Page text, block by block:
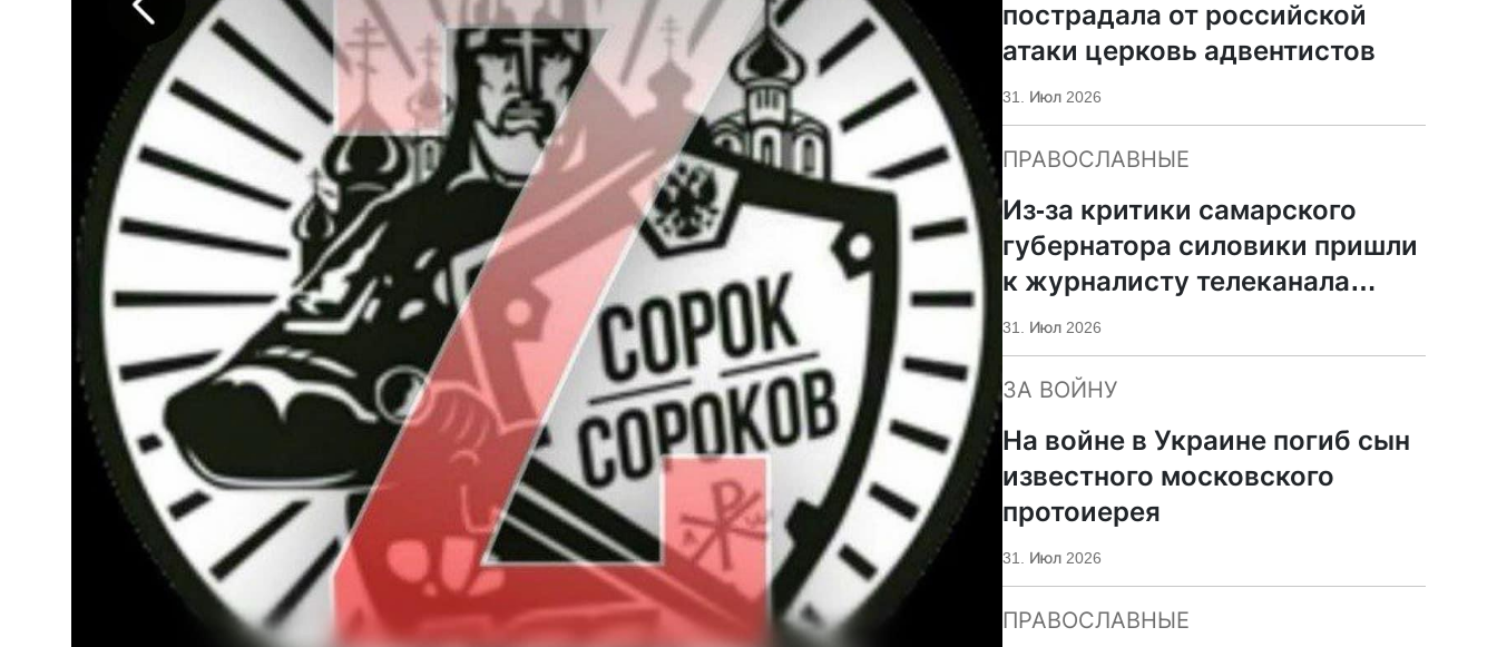
пострадала от российской
атаки церковь адвентистов
31. Июл 2026
ПРАВОСЛАВНЫЕ
Из-за критики самарского
губернатора силовики пришли
к журналисту телеканала
«Царьград»
31. Июл 2026
ЗА ВОЙНУ
На войне в Украине погиб сын
известного московского
протоиерея
31. Июл 2026
ПРАВОСЛАВНЫЕ